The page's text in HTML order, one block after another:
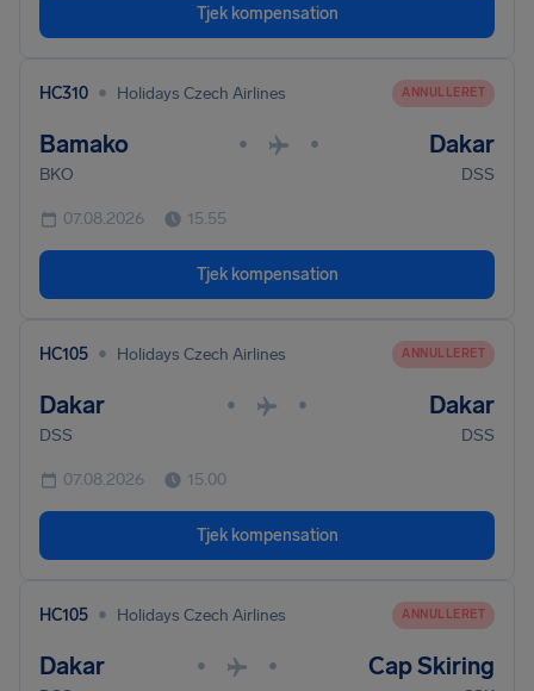
Tjek kompensation
HC310 • Holidays Czech Airlines ANNULLERET
Bamako • • Dakar
BKO DSS
07.08.2026 15.55
Tjek kompensation
HC105 • Holidays Czech Airlines ANNULLERET
Dakar • • Dakar
DSS DSS
07.08.2026 15.00
Tjek kompensation
HC105 • Holidays Czech Airlines ANNULLERET
Dakar • • Cap Skiring